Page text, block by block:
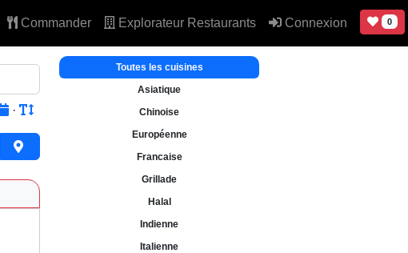
Commander Explorateur Restaurants Connexion 0
·
Toutes les cuisines
Asiatique
Chinoise
Européenne
Francaise
Grillade
Halal
Indienne
Italienne